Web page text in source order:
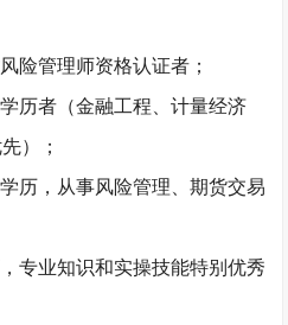
险管理师资格认证者；
历者（金融工程、计量经济
）；
历，从事风险管理、期货交易
专业知识和实操技能特别优秀